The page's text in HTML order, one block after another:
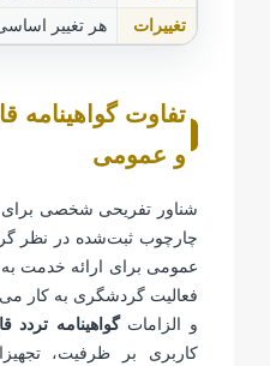
تغییرات
هر تغییر
تفاوت
و عمومی
شناور تفریحی شخصی برای
چارچوب ثبت‌شده در نظر
عمومی برای ارائه خدمت به
فعالیت گردشگری به کار
و الزاماتگواهینامه تردد
کاربری بر ظرفیت،